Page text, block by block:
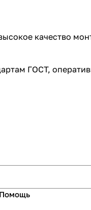
качество
ГОСТ,
Помощь